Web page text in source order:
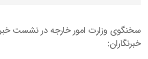
سخنگوی وزارت امور خارجه در نشست
خبرنگاران: